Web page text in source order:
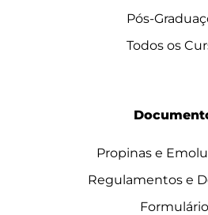
Pós-
Todos os
Propinas e
Regulamentos e